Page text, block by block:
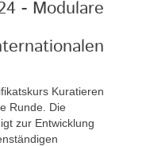
- Modulare
Kuratieren
Runde. Die
zur Entwicklung